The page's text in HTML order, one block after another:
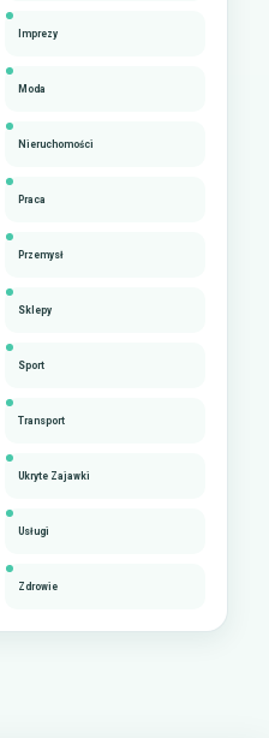
Imprezy
Moda
Nieruchomości
Praca
Przemysł
Sklepy
Sport
Transport
Ukryte Zajawki
Usługi
Zdrowie